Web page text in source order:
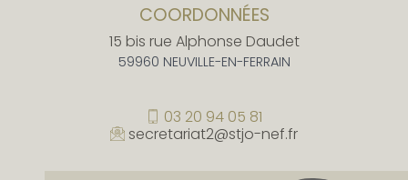
COORDONNÉES
15 bis rue Alphonse Daudet
59960 NEUVILLE-EN-FERRAIN
03 20 94 05 81
secretariat2@stjo-nef.fr